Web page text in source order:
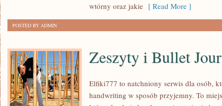
wtórny oraz jakie [ Read More ]
POSTED BY ADMIN
Zeszyty i Bullet
Elfiki777 to natchniony serwis dla osób,
handwriting w sposób przyjemny. To